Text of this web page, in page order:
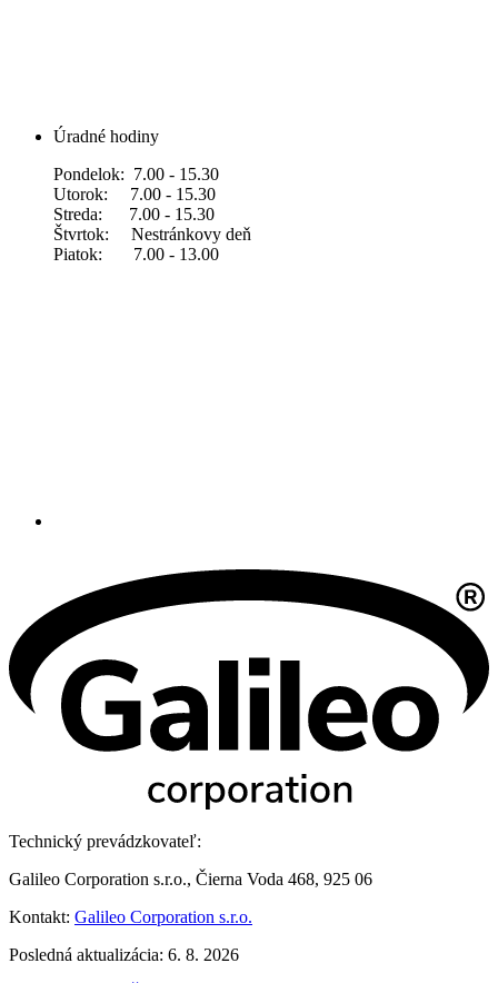
Úradné hodiny
Pondelok: 7.00 - 15.30
Utorok: 7.00 - 15.30
Streda: 7.00 - 15.30
Štvrtok: Nestránkovy deň
Piatok: 7.00 - 13.00
Technický prevádzkovateľ:
Galileo Corporation s.r.o., Čierna Voda 468, 925 06
Kontakt: Galileo Corporation s.r.o.
Posledná aktualizácia: 6. 8. 2026